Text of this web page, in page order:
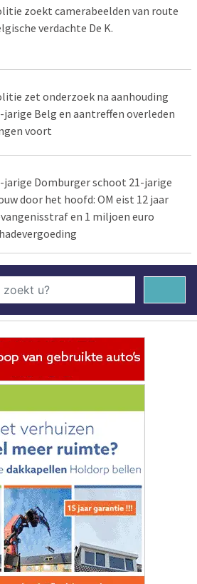
zoekt camerabeelden van route
verdachte De K.
zet onderzoek na aanhouding
jarige Belg en aantreffen overleden
voort
jarige Domburger schoot 21-jarige
door het hoofd: OM eist 12 jaar
en 1 miljoen euro